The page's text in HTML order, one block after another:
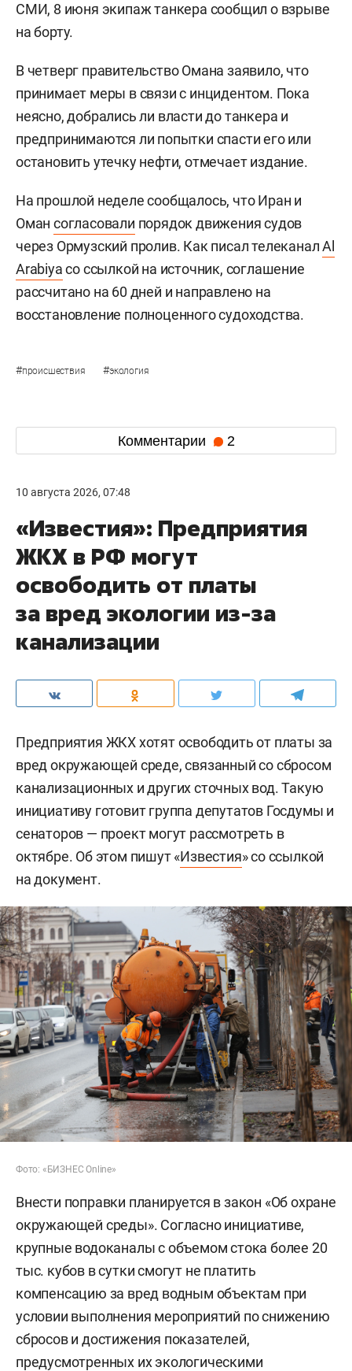
СМИ, 8 июня экипаж танкера сообщил о взрыве
на борту.
В четверг правительство Омана заявило, что
принимает меры в связи с инцидентом. Пока
неясно, добрались ли власти до танкера и
предпринимаются ли попытки спасти его или
остановить утечку нефти, отмечает издание.
На прошлой неделе сообщалось, что Иран и
Оман согласовали порядок движения судов
через Ормузский пролив. Как писал телеканалAl
Arabiyaсо ссылкой на источник, соглашение
рассчитано на 60 дней и направлено на
восстановление полноценного судоходства.
#происшествия #экология
Комментарии 2
10 августа 2026, 07:48
«Известия»: Предприятия
ЖКХ в РФ могут
освободить от платы
за вред экологии из-за
канализации
Предприятия ЖКХ хотят освободить от платы за
вред окружающей среде, связанный со сбросом
канализационных и других сточных вод. Такую
инициативу готовит группа депутатов Госдумы и
сенаторов — проект могут рассмотреть в
октябре. Об этом пишут «Известия» со ссылкой
на документ.
Фото: «БИЗНЕС Online»
Внести поправки планируется в закон «Об охране
окружающей среды». Согласно инициативе,
крупные водоканалы с объемом стока более 20
тыс. кубов в сутки смогут не платить
компенсацию за вред водным объектам при
условии выполнения мероприятий по снижению
сбросов и достижения показателей,
предусмотренных их экологическими